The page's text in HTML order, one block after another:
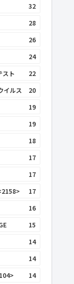
32
28
26
24
スト
22
イルス
20
19
19
18
17
17
17
16
15
14
14
14